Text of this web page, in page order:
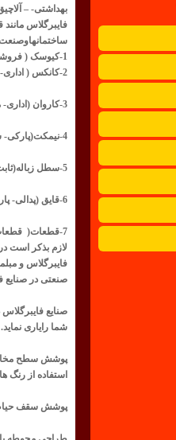
بهداشتی- –
فایبرگلاس
1-کیوسک ( فروشگاهی- نگهبانی- اطلاع رسانی -اداری-سرویس بهداشتی-
2-کانکس ( اداری- مسکونی- انتظامی- اطلاع رسانی-فروشگاهی)
3-کاروان (اداری- مسکونی- انتظامی- فروشگاهی-سرویس بهداشتی- – صنعتی-
4-نیمکت(پارکی- سالنی-شهری- ) فلزی و فایبرگلاس .
5-سطل زباله(ثابت- متحرک- بزرگ- کوچک- سالنی – محوطه ای)
6-قایق (پدالی- پارویی- تفریحی- ورزشی-موتوری- نظامی-صنعتی-)
7-قطعات( قطعات خودرو- صنعتی- مبلمان- کف سرویس بهداشتی (توالت-
لازم بذکر است
فایبرگلاس و
صنعتی در صنایع
صنایع
شما را یاری نماید.
پوشش سطح مخازن
استفاده از
پوشش سقف